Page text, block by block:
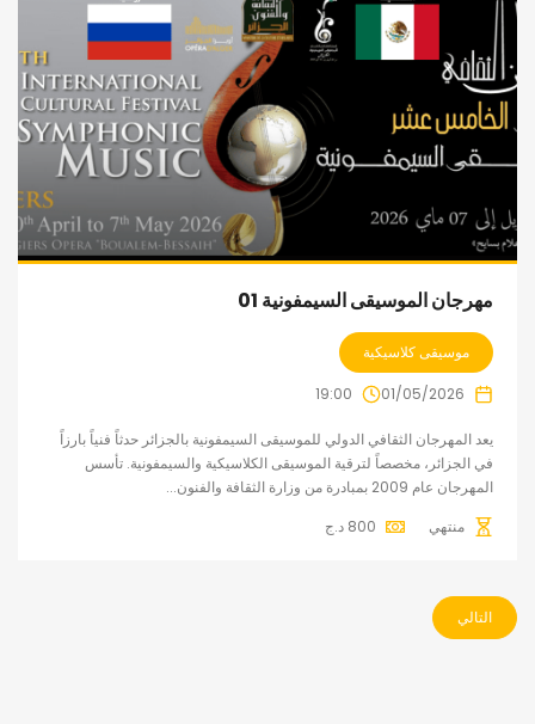
مهرجان الموسيقى السيمفونية 01
موسيقى كلاسيكية
01/05/2026
19:00
يعد المهرجان الثقافي الدولي للموسيقى السيمفونية بالجزائر حدثاً فنياً بارزاً
في الجزائر، مخصصاً لترقية الموسيقى الكلاسيكية والسيمفونية. تأسس
المهرجان عام 2009 بمبادرة من وزارة الثقافة والفنون...
منتهي
800 د.ج
التالي